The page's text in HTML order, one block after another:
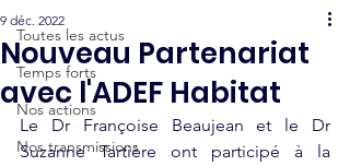
Toutes les actus
Temps forts
Nos actions
Nos transmissions
Nouveau Partenariat
avec l'ADEF Habitat
9 déc. 2022
Le Dr Françoise Beaujean et le Dr
Suzanne Tartière ont participé à la